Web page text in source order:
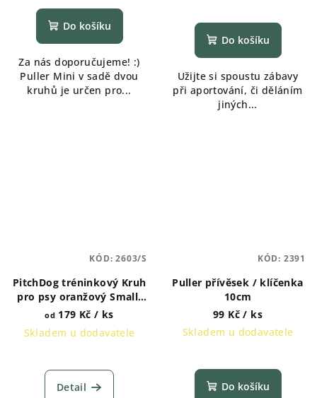
hodnocení
produktu
z
5
hvězdiček.
Do košíku
Za nás doporučujeme! :)
Puller Mini v sadě dvou
kruhů je určen pro...
Do košíku
Užijte si spoustu zábavy
při aportování, či děláním
jiných...
PitchDog tréninkový Kruh
pro psy oranžový Small,
Medium nebo Large
od 179 Kč/ ks
Skladem u dodavatele
Detail
KÓD:2603/S
Puller přívěsek / klíčenka
10cm
99 Kč/ ks
Skladem u dodavatele
Do košíku
KÓD: 2391